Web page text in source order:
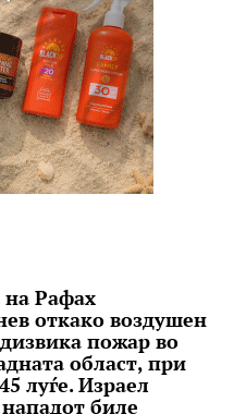
на Рафах
откако воздушен
пожар во
област, при
луѓе. Израел
биле